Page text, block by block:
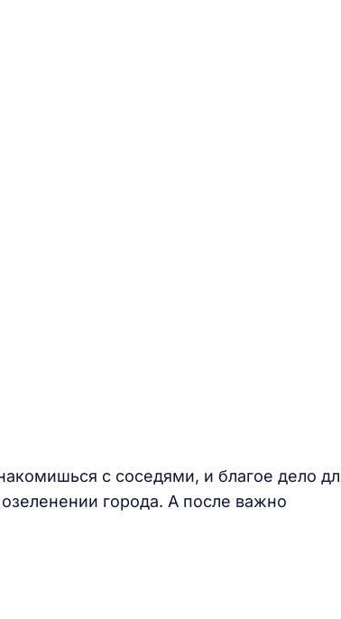
с соседями, и благое дело
города. А после важно